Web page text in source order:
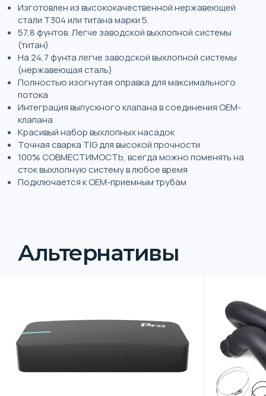
Изготовлен из высококачественной нержавеющей
стали T304 или титана марки 5.
57,8 фунтов. Легче заводской выхлопной системы
(титан)
На 24,7 фунта легче заводской выхлопной системы
(нержавеющая сталь)
Полностью изогнутая оправка для максимального
потока
Интеграция выпускного клапана в соединения OEM-
клапана
Красивый набор выхлопных насадок
Точная сварка TIG для высокой прочности
100% СОВМЕСТИМОСТЬ, всегда можно поменять на
сток выхлопную систему в любое время
Подключается к OEM-приемным трубам
Альтернативы